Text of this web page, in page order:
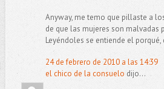
Anyway, me temo que pillaste a
de que las mujeres son malvadas
Leyéndoles se entiende el porqué,
24 de febrero de 2010 a las 14:39
el chico de la consuelo dijo...